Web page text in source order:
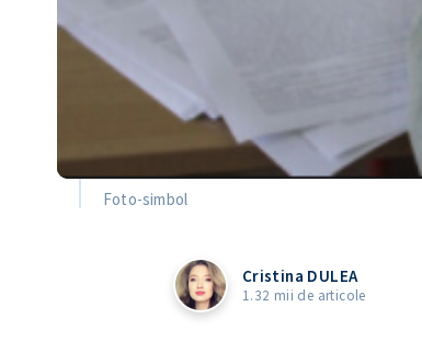
Foto-simbol
Cristina DULEA
1.32 mii de articole